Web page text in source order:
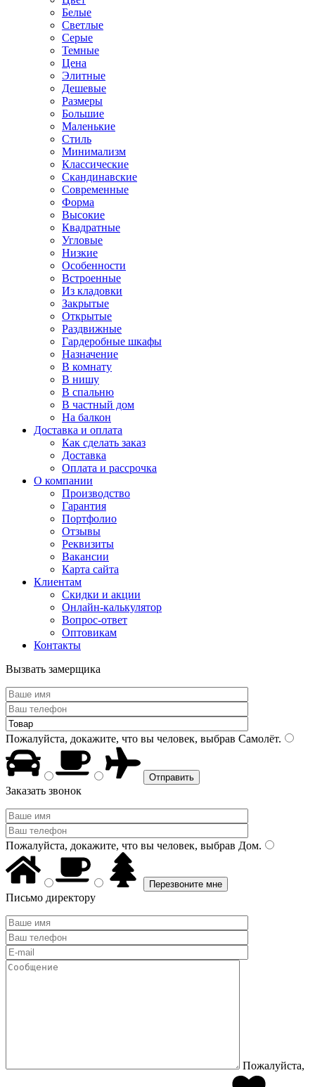
Белые
Светлые
Серые
Темные
Цена
Элитные
Дешевые
Размеры
Большие
Маленькие
Стиль
Минимализм
Классические
Скандинавские
Современные
Форма
Высокие
Квадратные
Угловые
Низкие
Особенности
Встроенные
Из кладовки
Закрытые
Открытые
Раздвижные
Гардеробные шкафы
Назначение
В комнату
В нишу
В спальню
В частный дом
На балкон
Доставка и оплата
Как сделать заказ
Доставка
Оплата и рассрочка
О компании
Производство
Гарантия
Портфолио
Отзывы
Реквизиты
Вакансии
Карта сайта
Клиентам
Скидки и акции
Онлайн-калькулятор
Вопрос-ответ
Оптовикам
Контакты
Вызвать замерщика
Пожалуйста, докажите, что вы человек, выбрав Самолёт.
Заказать звонок
Пожалуйста, докажите, что вы человек, выбрав Дом.
Письмо директору
Пожалуйста,